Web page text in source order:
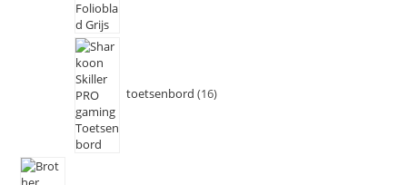
toetsenbord 16